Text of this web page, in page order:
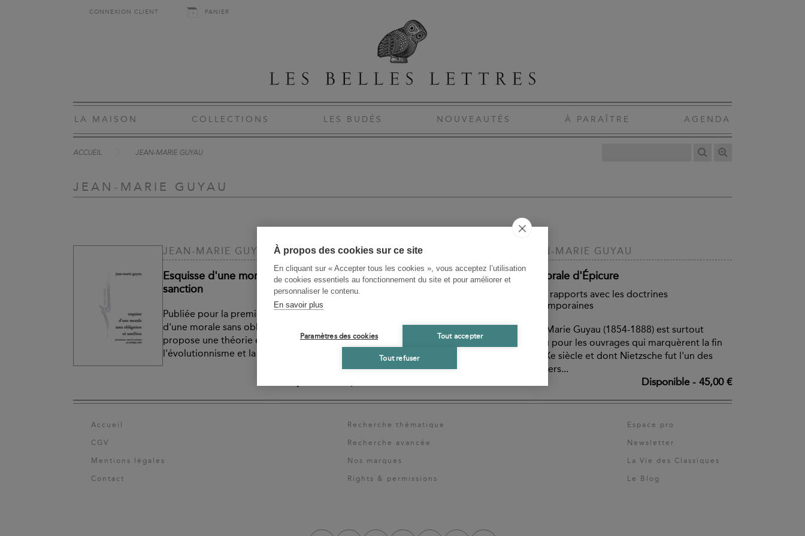
À propos des cookies sur ce site
En cliquant sur « Accepter tous les cookies », vous acceptez l’utilisation
de cookies essentiels au fonctionnement du site et pour améliorer et
personnaliser le contenu.
En savoir plus
Paramètres des cookies Tout accepter
Tout refuser
CONNEXION CLIENT PANIER
LA MAISON COLLECTIONS LES BUDÉS NOUVEAUTÉS À PARAÎTRE AGENDA
ACCUEIL JEAN-MARIE GUYAU
JEAN-MARIE GUYAU
JEAN-MARIE GUYAU
Esquisse d'une morale sans obligation ni
sanction
Publiée pour la première fois en 1885, l'Esquisse
d'une morale sans obligation ni sanction nous
propose une théorie éthique inspirée par
l'évolutionnisme et la psychophysiologie...
JEAN-MARIE GUYAU
La Morale d'Épicure
Et ses rapports avec les doctrines
contemporaines
Jean-Marie Guyau (1854-1888) est surtout
connu pour les ouvrages qui marquèrent la fin
du XIXe siècle et dont Nietzsche fut l'un des
premiers...
Disponible- 45,00 €
Accueil
CGV
Mentions légales
Contact
Recherche thématique
Recherche avancée
Nos marques
Rights & permissions
Espace pro
Newsletter
La Vie des Classiques
Le Blog